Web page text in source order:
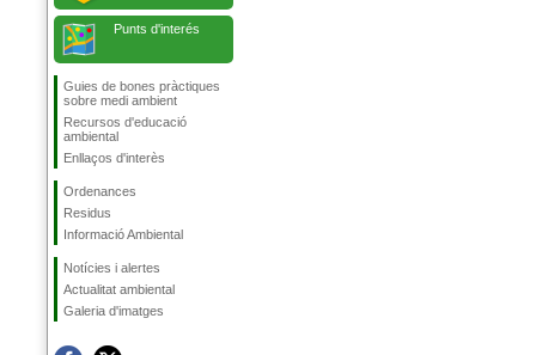
Punts d'interés
Guies de bones pràctiques
sobre medi ambient
Recursos d'educació
ambiental
Enllaços d'interès
Ordenances
Residus
Informació Ambiental
Notícies i alertes
Actualitat ambiental
Galeria d'imatges